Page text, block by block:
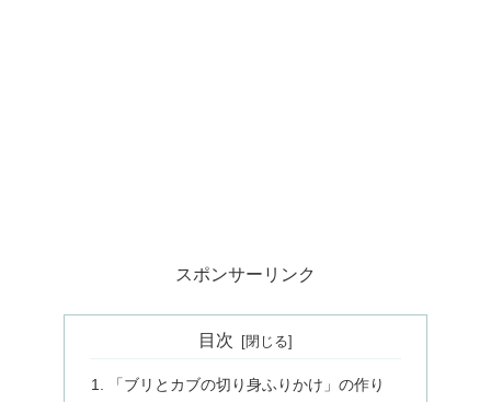
スポンサーリンク
目次
「ブリとカブの切り身ふりかけ」の作り